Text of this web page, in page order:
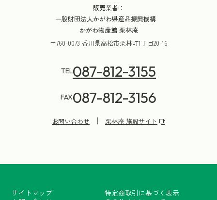
販売業者：
一般財団法人かがわ県産品振興機構
かがわ物産館 栗林庵
〒760-0073 香川県高松市栗林町1丁目20-16
TEL087-812-3155
FAX087-812-3156
お問い合わせ 栗林庵 施設サイト
サイトマップ
特定商取引に基づく表示